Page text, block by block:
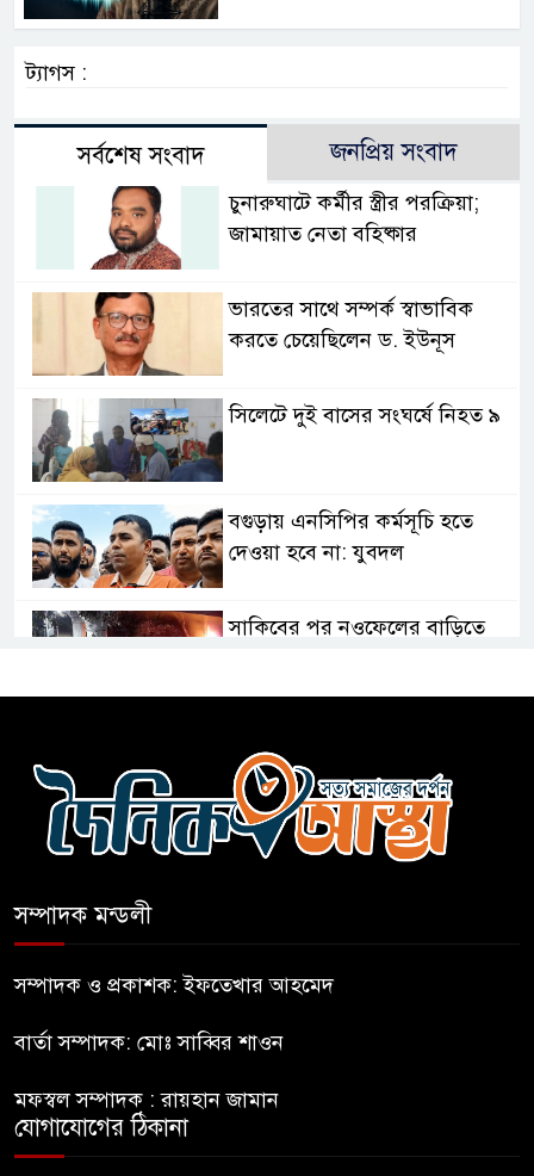
ট্যাগস :
সর্বশেষ সংবাদ জনপ্রিয় সংবাদ
চুনারুঘাটে কর্মীর স্ত্রীর পরক্রিয়া;
জামায়াত নেতা বহিষ্কার
ভারতের সাথে সম্পর্ক স্বাভাবিক
করতে চেয়েছিলেন ড. ইউনূস
সিলেটে দুই বাসের সংঘর্ষে নিহত ৯
বগুড়ায় এনসিপির কর্মসূচি হতে
দেওয়া হবে না: যুবদল
সাকিবের পর নওফেলের বাড়িতে
আহত-১০
বন্যায় পাটগ্রামে সড়ক ভেঙে
চালাচ্ছেন তারেক: কাদের সিদ্দিকী
জুলাই জাদুঘরে টিকিট জালিয়াতি!
সম্পাদক মন্ডলী
সম্পাদক ও প্রকাশক: ইফতেখার আহমেদ
বার্তা সম্পাদক: মোঃ সাব্বির শাওন
মফস্বল সম্পাদক : রায়হান জামান
যোগাযোগের ঠিকানা